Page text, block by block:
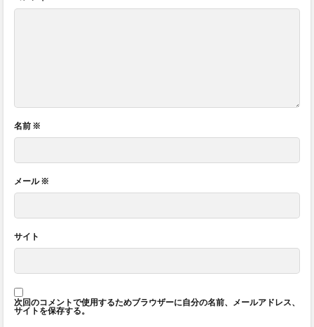
名前 ※
メール※
サイト
次回のコメントで使用するためブラウザーに自分の名前、メールアドレス、
サイトを保存する。